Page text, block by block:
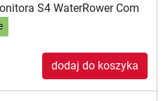
S4 WaterRower Com
dodaj do koszyka